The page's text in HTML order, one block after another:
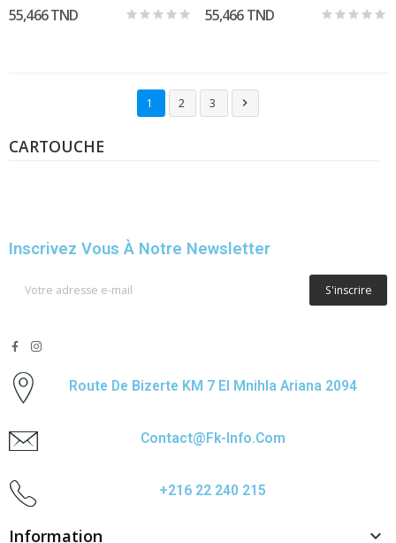
CARTOUCHE
55,466 TND 55,466 TND
1 2 3 
Inscrivez Vous À Notre Newsletter
S'inscrire
Route De Bizerte KM 7 El Mnihla Ariana 2094
Contact@fk-Info.com
+216 22 240 215
Information 